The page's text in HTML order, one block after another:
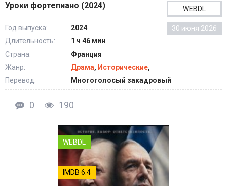
Уроки фортепиано (2024) WEBDL
30 июня 2026
Год выпуска:
2024
Длительность:
1 ч 46 мин
Страна:
Франция
Жанр:
Драма, Исторические,
Перевод:
Многоголосый закадровый
0 190
WEBDL
IMDB 6.4